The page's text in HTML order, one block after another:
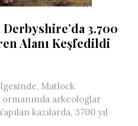
3.700
Alanı Keşfedildi
Matlock
ormanında arkeologlar
kazılarda, 3700 yıl